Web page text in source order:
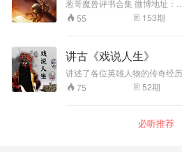
葱哥魔兽评书合集 微博地址：
http://weibo.com/malacong 公
QQ群：250193812
55 153期
讲古《戏说人生》
讲述了各位英雄人物的传奇经历
75
52期
必听推荐